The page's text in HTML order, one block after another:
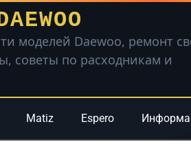
моделей Daewoo, ремонт
советы по расходникам и
Matiz Espero